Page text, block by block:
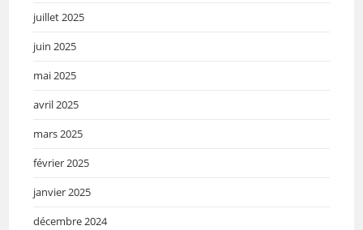
juillet 2025
juin 2025
mai 2025
avril 2025
mars 2025
février 2025
janvier 2025
décembre 2024